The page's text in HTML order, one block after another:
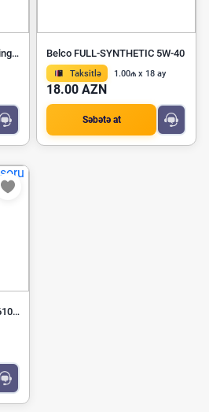
LEMFÖRDER Stabilizator Lingi 26774 01 Belco FULL-SYNTHETIC 5W-40
Taksitlə 1.00₼ x 18 ay
18.00 AZN
Səbətə at
ICER əyləc bəndi Sensoru 610536 E